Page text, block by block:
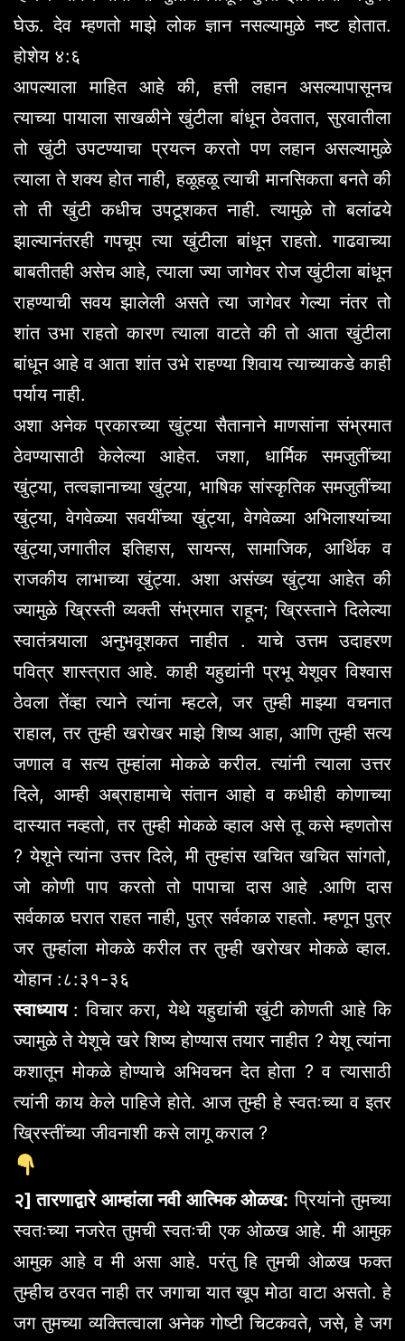
घेऊ. देव म्हणतो माझे लोक ज्ञान नसल्यामुळे नष्ट होतात.
होशेय ४:६
आपल्याला माहित आहे की, हत्ती लहान असल्यापासूनच
त्याच्या पायाला साखळीने खुंटीला बांधून ठेवतात, सुरवातीला
तो खुंटी उपटण्याचा प्रयत्न करतो पण लहान असल्यामुळे
त्याला ते शक्य होत नाही, हळूहळू त्याची मानसिकता बनते की
तो ती खुंटी कधीच उपटूशकत नाही. त्यामुळे तो बलांढये
झाल्यानंतरही गपचूप त्या खुंटीला बांधून राहतो. गाढवाच्या
बाबतीतही असेच आहे, त्याला ज्या जागेवर रोज खुंटीला बांधून
राहण्याची सवय झालेली असते त्या जागेवर गेल्या नंतर तो
शांत उभा राहतो कारण त्याला वाटते की तो आता खुंटीला
बांधून आहे व आता शांत उभे राहण्या शिवाय त्याच्याकडे काही
पर्याय नाही.
अशा अनेक प्रकारच्या खुंट्या सैतानाने माणसांना संभ्रमात
ठेवण्यासाठी केलेल्या आहेत. जशा, धार्मिक समजुतींच्या
खुंट्या, तत्वज्ञानाच्या खुंट्या, भाषिक सांस्कृतिक समजुतींच्या
खुंट्या, वेगवेळ्या सवयींच्या खुंट्या, वेगवेळ्या अभिलाश्यांच्या
खुंट्या,जगातील इतिहास, सायन्स, सामाजिक, आर्थिक व
राजकीय लाभाच्या खुंट्या. अशा असंख्य खुंट्या आहेत की
ज्यामुळे ख्रिस्ती व्यक्ती संभ्रमात राहून; ख्रिस्ताने दिलेल्या
स्वातंत्र्याला अनुभवूशकत नाहीत . याचे उत्तम उदाहरण
पवित्र शास्त्रात आहे. काही यहुद्यांनी प्रभू येशूवर विश्वास
ठेवला तेंव्हा त्याने त्यांना म्हटले, जर तुम्ही माझ्या वचनात
राहाल, तर तुम्ही खरोखर माझे शिष्य आहा, आणि तुम्ही सत्य
जणाल व सत्य तुम्हांला मोकळे करील. त्यांनी त्याला उत्तर
दिले, आम्ही अब्राहामाचे संतान आहो व कधीही कोणाच्या
दास्यात नव्हतो, तर तुम्ही मोकळे व्हाल असे तू कसे म्हणतोस
? येशूने त्यांना उत्तर दिले, मी तुम्हांस खचित खचित सांगतो,
जो कोणी पाप करतो तो पापाचा दास आहे .आणि दास
सर्वकाळ घरात राहत नाही, पुत्र सर्वकाळ राहतो. म्हणून पुत्र
जर तुम्हांला मोकळे करील तर तुम्ही खरोखर मोकळे व्हाल.
योहान :८:३१-३६
स्वाध्याय : विचार करा, येथे यहुद्यांची खुंटी कोणती आहे कि
ज्यामुळे ते येशूचे खरे शिष्य होण्यास तयार नाहीत ? येशू त्यांना
कशातून मोकळे होण्याचे अभिवचन देत होता ? व त्यासाठी
त्यांनी काय केले पाहिजे होते. आज तुम्ही हे स्वतःच्या व इतर
ख्रिस्तींच्या जीवनाशी कसे लागू कराल ?
२] तारणाद्वारे आम्हांला नवी आत्मिक ओळख: प्रियांनो तुमच्या
स्वतःच्या नजरेत तुमची स्वतःची एक ओळख आहे. मी आमुक
आमुक आहे व मी असा आहे. परंतु हि तुमची ओळख फक्त
तुम्हीच ठरवत नाही तर जगाचा यात खूप मोठा वाटा असतो. हे
जग तुमच्या व्यक्तित्वाला अनेक गोष्टी चिटकवते, जसे, हे जग